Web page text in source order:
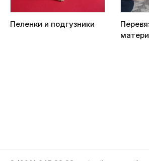
Пеленки и подгузники